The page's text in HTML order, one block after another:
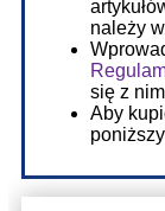
należy
się z
Aby